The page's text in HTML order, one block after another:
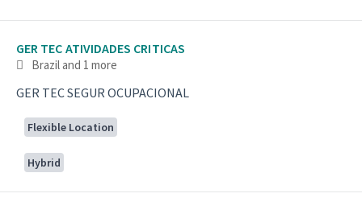
GER TEC ATIVIDADES CRITICAS
Braziland 1 more
GER TEC SEGUR OCUPACIONAL
Flexible Location
Hybrid